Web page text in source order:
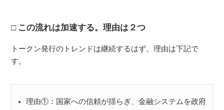
この流れは加速する。理由は２つ
トークン発行のトレンドは継続するはず。理由は下記で
す。
理由①：国家への信頼が揺らぎ、金融システムを政府